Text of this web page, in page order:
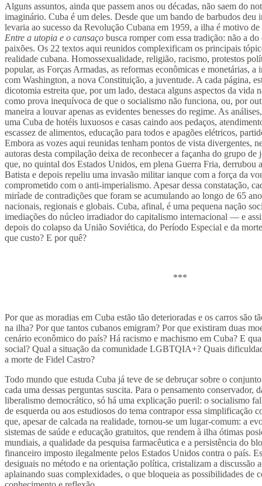
Alguns assuntos, ainda que passem anos ou décadas, não saem do
imaginário. Cuba é um deles. Desde que um bando de barbudos deu
levaria ao sucesso da Revolução Cubana em 1959, a ilha é motivo de
Entre a utopia e o cansaço busca romper com essa tradição: não a do
paixões. Os 22 textos aqui reunidos complexificam os principais
realidade cubana. Homossexualidade, religião, racismo, protestos
popular, as Forças Armadas, as reformas econômicas e monetárias, a
com Washington, a nova Constituição, a juventude. A cada página,
dicotomia estreita que, por um lado, destaca alguns aspectos da vida
como prova inequívoca de que o socialismo não funciona, ou, por
maneira a louvar apenas as evidentes benesses do regime. As
uma Cuba de hotéis luxuosos e casas caindo aos pedaços,
escassez de alimentos, educação para todos e apagões elétricos,
Embora as vozes aqui reunidas tenham pontos de vista divergentes,
autoras desta compilação deixa de reconhecer a façanha do grupo
que, no quintal dos Estados Unidos, em plena Guerra Fria, derrubou
Batista e depois repeliu uma invasão militar ianque com a força da
comprometido com o anti-imperialismo. Apesar dessa constatação,
miríade de contradições que foram se acumulando ao longo de 65
nacionais, regionais e globais. Cuba, afinal, é uma pequena nação
imediações do núcleo irradiador do capitalismo internacional — e
depois do colapso da União Soviética, do Período Especial e da
que custo? E por quê?
***
Por que as moradias em Cuba estão tão deterioradas e os carros são
na ilha? Por que tantos cubanos emigram? Por que existiram duas
cenário econômico do país? Há racismo e machismo em Cuba? E
social? Qual a situação da comunidade LGBTQIA+? Quais
a morte de Fidel Castro?
Todo mundo que estuda Cuba já teve de se debruçar sobre o
cada uma dessas perguntas suscita. Para o pensamento conservador,
liberalismo democrático, só há uma explicação pueril: o socialismo
de esquerda ou aos estudiosos do tema contrapor essa simplificação
que, apesar de calcada na realidade, tornou-se um lugar-comum: a
sistemas de saúde e educação gratuitos, que rendem à ilha ótimas
mundiais, a qualidade da pesquisa farmacêutica e a persistência do
financeiro imposto ilegalmente pelos Estados Unidos contra o país.
desiguais no método e na orientação política, cristalizam a discussão
aplainando suas complexidades, o que bloqueia as possibilidades de